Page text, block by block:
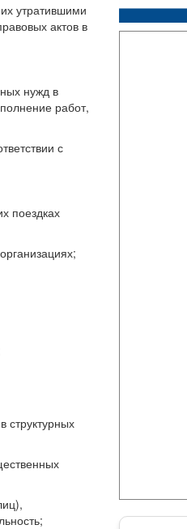
утратившими
актов в
нужд в
работ,
с
поездках